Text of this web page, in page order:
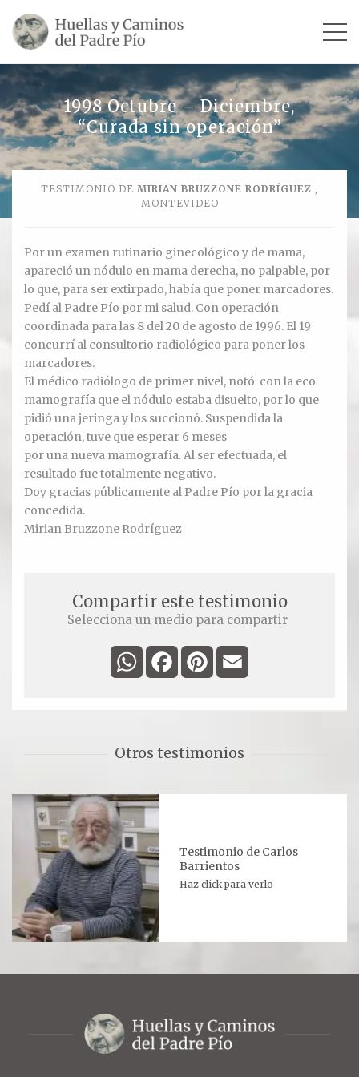
SU VIDA
TESTIMONIOS
Escultores
Revista «La Voz del Padre Pío»
Contar mi testimonio
LUGARES
Ver todos
Compartir un lugar
EL MILAGRO
El Milagro
Reliquias
RELIQUIAS
DEVOTOS
1998 Octubre – Diciembre,
“Curada sin operación”
TESTIMONIO DE MIRIAN BRUZZONE RODRÍGUEZ ,
MONTEVIDEO
Por un examen rutinario ginecológico y de mama,
apareció un nódulo en mama derecha, no palpable, por
lo que, para ser extirpado, había que poner marcadores.
Pedí al Padre Pío por mi salud. Con operación
coordinada para las 8 del 20 de agosto de 1996. El 19
concurrí al consultorio radiológico para poner los
marcadores.
El médico radiólogo de primer nivel, notó con la eco
mamografía que el nódulo estaba disuelto, por lo que
pidió una jeringa y los succionó. Suspendida la
operación, tuve que esperar 6 meses
por una nueva mamografía. Al ser efectuada, el
resultado fue totalmente negativo.
Doy gracias públicamente al Padre Pío por la gracia
concedida.
Mirian Bruzzone Rodríguez
Compartir este testimonio
Selecciona un medio para compartir
WhatsAppFacebookPinterest
Otros testimonios
Testimonio de Carlos
Barrientos
Haz click para verlo